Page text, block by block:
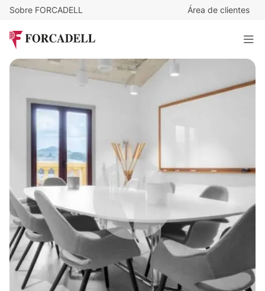
Sobre FORCADELL Área de clientes
Espacios disponibles en Avd. Diagonal